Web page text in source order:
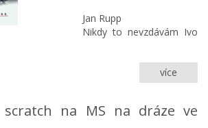
Jan Rupp
Nikdy to nevzdávám Ivo
více
o
scratch na MS na dráze ve